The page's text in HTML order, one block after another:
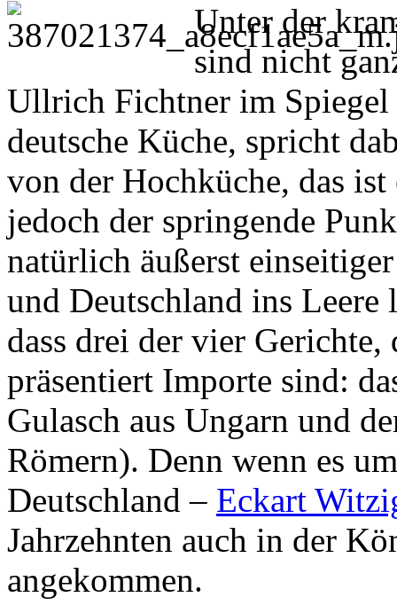
Unter der
sind nicht
Ullrich Fichtner im
deutsche Küche, spricht
von der Hochküche, das ist
jedoch der springende
natürlich äußerst
und Deutschland ins Leere
dass drei der vier Gerichte,
präsentiert Importe sind:
Gulasch aus Ungarn und
Römern). Denn wenn es
Deutschland – Eckart
Jahrzehnten auch in der
angekommen.